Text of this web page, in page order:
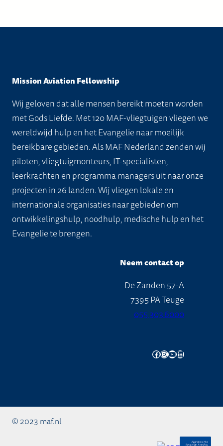
gekozen
op
de
productpagina
de
Mission Aviation Fellowship
Wij geloven dat alle mensen bereikt moeten worden
met Gods Liefde. Met 120 MAF-vliegtuigen vliegen we
wereldwijd hulp en het Evangelie naar moeilijk
bereikbare gebieden. Als MAF Nederland zenden wij
piloten, vliegtuigmonteurs, IT-specialisten,
leerkrachten en programma managers uit naar onze
projecten in 26 landen. Wij vliegen lokale en
internationale organisaties naar gebieden om
ontwikkelingshulp, noodhulp, medische hulp en het
Evangelie te brengen.
Neem contact op
De Zanden 57-A
7395 PA Teuge
055 303 6000
Facebook InstagramYouTube LinkedIn
© 2023 maf.nl